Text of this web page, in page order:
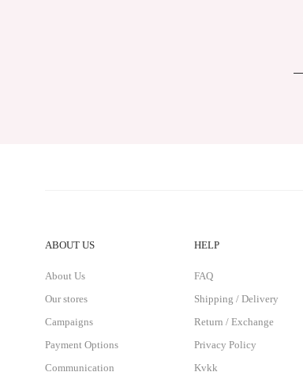
ABOUT US
About Us
Our stores
Campaigns
Payment Options
Communication
HELP
FAQ
Shipping / Delivery
Return / Exchange
Privacy Policy
Kvkk